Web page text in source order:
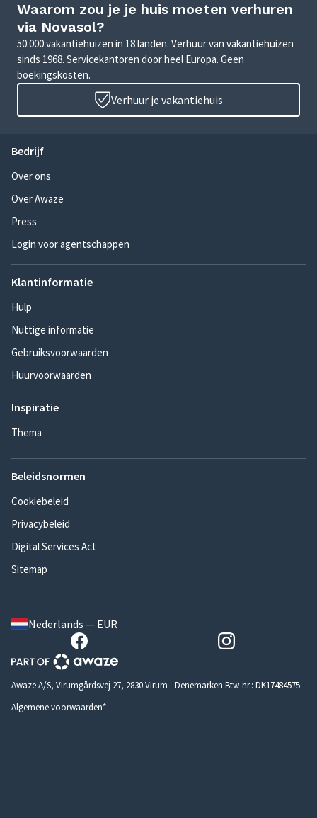
Waarom zou je je huis moeten verhuren
via Novasol?
50.000 vakantiehuizen in 18 landen. Verhuur van vakantiehuizen
sinds 1968. Servicekantoren door heel Europa. Geen
boekingskosten.
Verhuur je vakantiehuis
Bedrijf
Over ons
Over Awaze
Press
Login voor agentschappen
Klantinformatie
Hulp
Nuttige informatie
Gebruiksvoorwaarden
Huurvoorwaarden
Inspiratie
Thema
Beleidsnormen
Cookiebeleid
Privacybeleid
Digital Services Act
Sitemap
Nederlands — EUR
Awaze A/S, Virumgårdsvej 27, 2830 Virum - Denemarken Btw-nr.: DK17484575
Algemene voorwaarden*